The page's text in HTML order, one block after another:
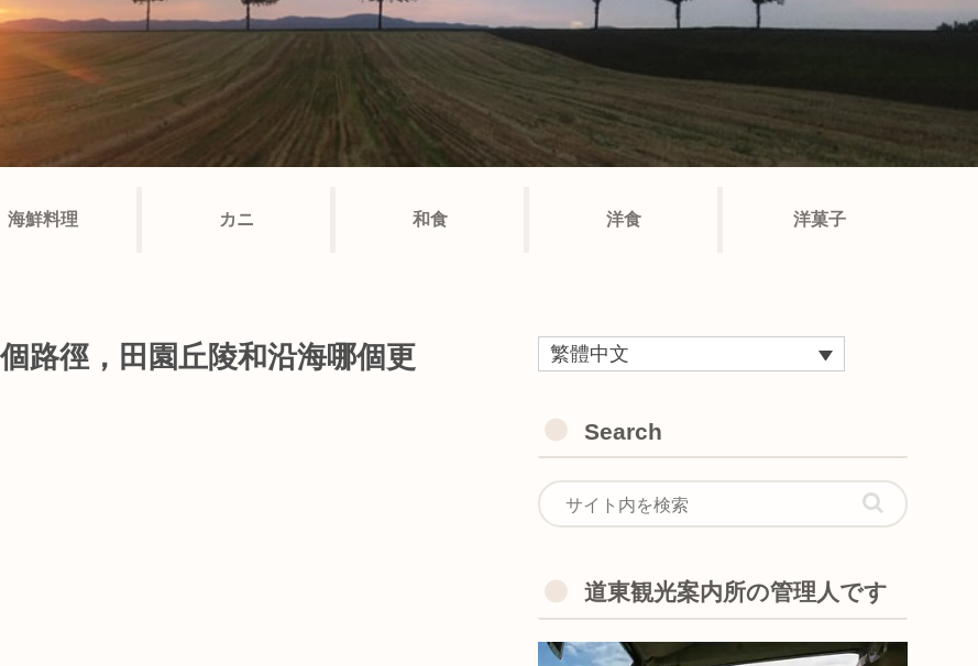
海鮮料理 カニ 和食 洋食 洋菓子
路徑，田園丘陵和沿海哪個更
繁體中文
Search
道東観光案内所の管理人です